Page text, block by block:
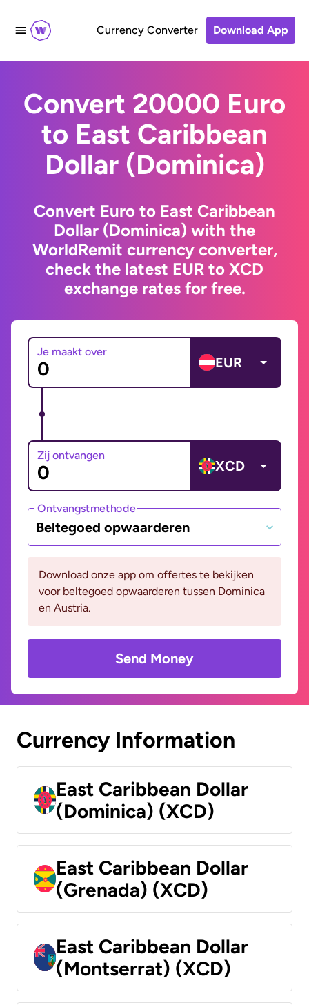
Currency Converter Download App
Convert 20000 Euro
to East Caribbean
Dollar (Dominica)
Convert Euro to East Caribbean
Dollar (Dominica) with the
WorldRemit currency converter,
check the latest EUR to XCD
exchange rates for free.
Je maakt over
EUR
Zij ontvangen
XCD
Ontvangstmethode
Beltegoed opwaarderen
Download onze app om offertes te bekijken
voor beltegoed opwaarderen tussen Dominica
en Austria.
Send Money
Currency Information
East Caribbean Dollar
(Dominica) (XCD)
East Caribbean Dollar
(Grenada) (XCD)
East Caribbean Dollar
(Montserrat) (XCD)